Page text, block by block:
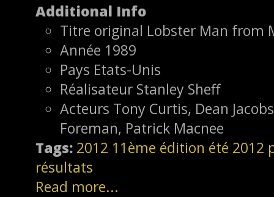
Additional Info
Titre original Lobster Man from
Année 1989
Pays Etats-Unis
Réalisateur Stanley Sheff
Acteurs Tony Curtis, Dean
Foreman, Patrick Macnee
Tags: 2012 11ème édition été 2012
résultats
Read more...